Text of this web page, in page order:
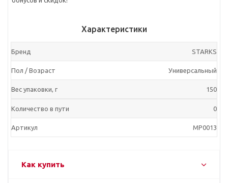
Характеристики
Бренд STARKS
Пол / Возраст Универсальный
Вес упаковки, г 150
Количество в пути 0
Артикул MP0013
Как купить